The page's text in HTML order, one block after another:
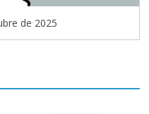
de 2025